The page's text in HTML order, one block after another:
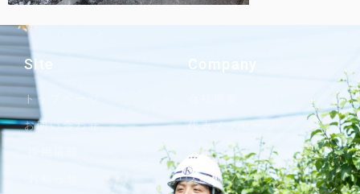
Site
トップページ
お問い合わせ
Company
代表メッセージ
沿革
スタッフブログ